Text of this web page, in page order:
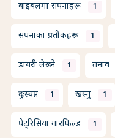
बाइबलमा सपनाहरू 1
सपनाका प्रतीकहरू 1
डायरी लेख्ने 1 तनाव
दुःस्वप्न 1 खस्नु 1
पेट्रिसिया गारफिल्ड 1